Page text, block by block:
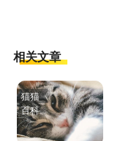
相关文章
猫猫
百科